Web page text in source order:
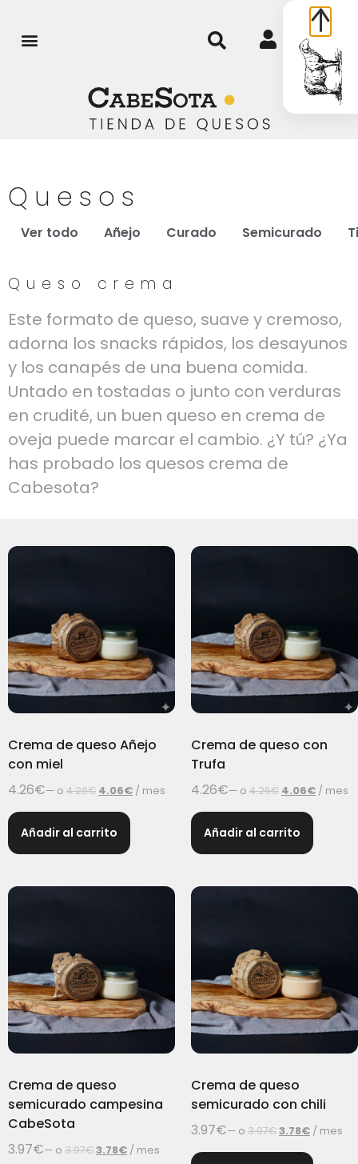
Quesos
Ver todo Añejo Curado Semicurado
Queso crema
Este formato de queso, suave y cremoso,
adorna los snacks rápidos, los desayunos
y los canapés de una buena comida.
Untado en tostadas o junto con verduras
en crudité, un buen queso en crema de
oveja puede marcar el cambio. ¿Y tú? ¿Ya
has probado los quesos crema de
Cabesota?
Crema de queso Añejo
con miel
4.26€— o 4.26€ 4.06€ / mes
Añadir al carrito
Crema de queso con
Trufa
4.26€— o 4.26€ 4.06€ / mes
Añadir al carrito
Crema de queso
semicurado campesina
CabeSota
3.97€— o 3.97€3.78€ / mes
Crema de queso
semicurado con chili
3.97€— o 3.97€3.78€ / mes